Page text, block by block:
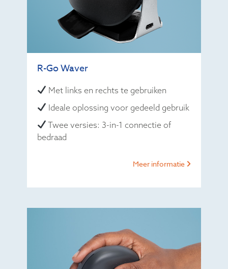
R-Go Waver
Met links en rechts te gebruiken
Ideale oplossing voor gedeeld gebruik
Twee versies: 3-in-1 connectie of
bedraad
Meer informatie